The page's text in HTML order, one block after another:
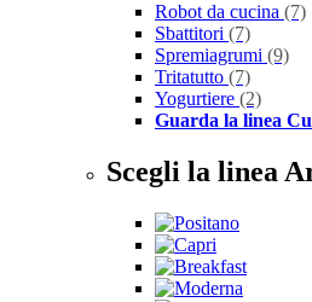
Robot da cucina (7)
Sbattitori (7)
Spremiagrumi (9)
Tritatutto (7)
Yogurtiere (2)
Guarda la linea
Scegli la linea